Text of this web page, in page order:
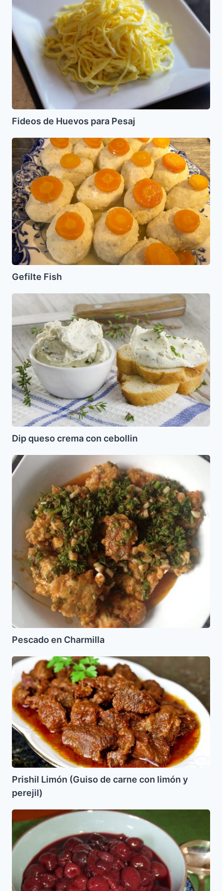
Huevos
para
Pesaj
Fideos de Huevos para Pesaj
Gefilte
Fish
Gefilte Fish
crema
cebollin
Dip queso crema con cebollin
Pescado
en
Charmilla
Pescado en Charmilla
Prishil
Limón
(Guiso
de
carne
con
limón
y
perejil)
Prishil Limón (Guiso de carne con limón y
perejil)
Manzanillas
en
Miel